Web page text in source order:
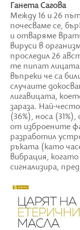
Ганета Сагова
Между 16 и 26
почесваме се,
и отваряме
вируси в
проследил 26
те пипат лицата
въпреки че са
случаите
лигавицата,
зараза. Най-
(36%), носа
от изброените
разработил
ръката (като
вибрация,
сигнализира,